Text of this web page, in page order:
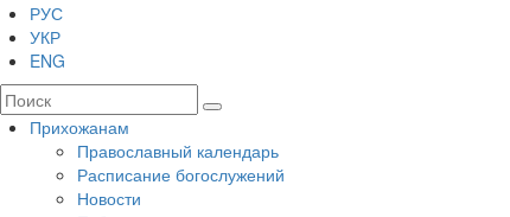
РУС
УКР
ENG
Прихожанам
Православный календарь
Расписание богослужений
Новости